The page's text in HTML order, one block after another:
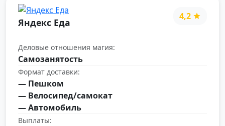
Яндекс Еда
4,2
Деловые отношения магия:
Самозанятость
Формат доставки:
— Пешком
— Велосипед/самокат
— Автомобиль
Выплаты: